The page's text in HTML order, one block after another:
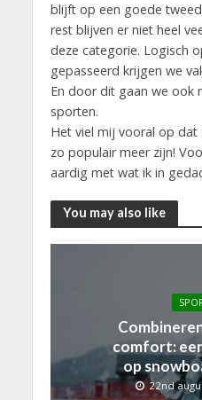
blijft op een goede
rest blijven er niet heel
deze categorie. Logisch
gepasseerd krijgen we
En door dit gaan we ook
sporten.
Het viel mij vooral op
zo populair meer zijn!
aardig met wat ik in
You may also like
comfort:
op
22nd